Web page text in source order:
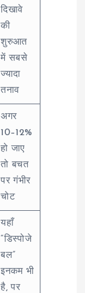
दिखावे
की
शुरुआत
में सबसे
ज्यादा
तनाव
अगर
10–12%
हो जाए
तो बचत
पर गंभीर
चोट
यहाँ
“डिस्पोजे
बल”
इनकम भी
है, पर